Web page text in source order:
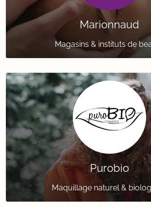
Marionnaud
Magasins & instituts de
Purobio
Maquillage naturel &